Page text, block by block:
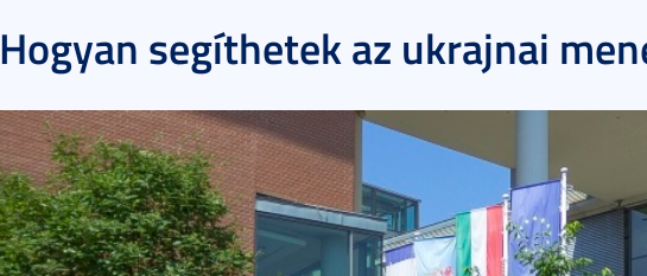
Hogyan segíthetek az ukrajnai